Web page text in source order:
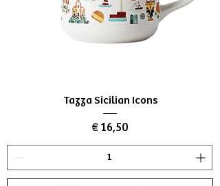
Tazza Sicilian Icons
Preço
€ 16,50